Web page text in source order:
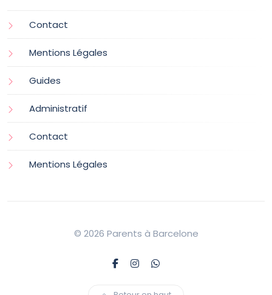
Contact
Mentions Légales
Guides
Administratif
Contact
Mentions Légales
© 2026 Parents à Barcelone